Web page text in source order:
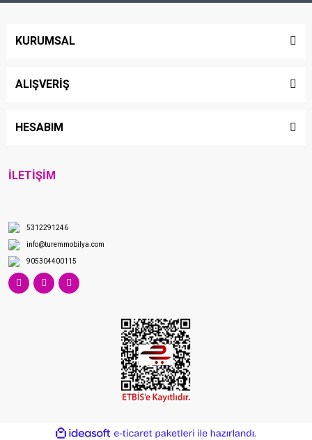
KURUMSAL
ALIŞVERİŞ
HESABIM
İLETİŞİM
5312291246
info@turemmobilya.com
905304400115
ideasoft e-